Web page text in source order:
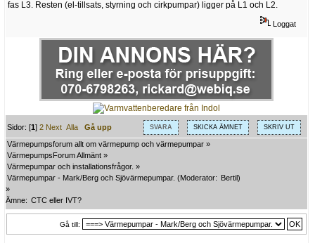
fas L3. Resten (el-tillsats, styrning och cirkpumpar) ligger på L1 och L2.
Loggat
SVARA SKICKA ÄMNET SKRIV UT
Sidor: [1]2 Next Alla
Gå upp
Värmepumpsforum allt om värmepump och värmepumpar »
VärmepumpsForum Allmänt »
Värmepumpar och installationsfrågor. »
Värmepumpar - Mark/Berg och Sjövärmepumpar. (Moderator: Bertil)
»
Ämne: CTC eller IVT?
Gå till: